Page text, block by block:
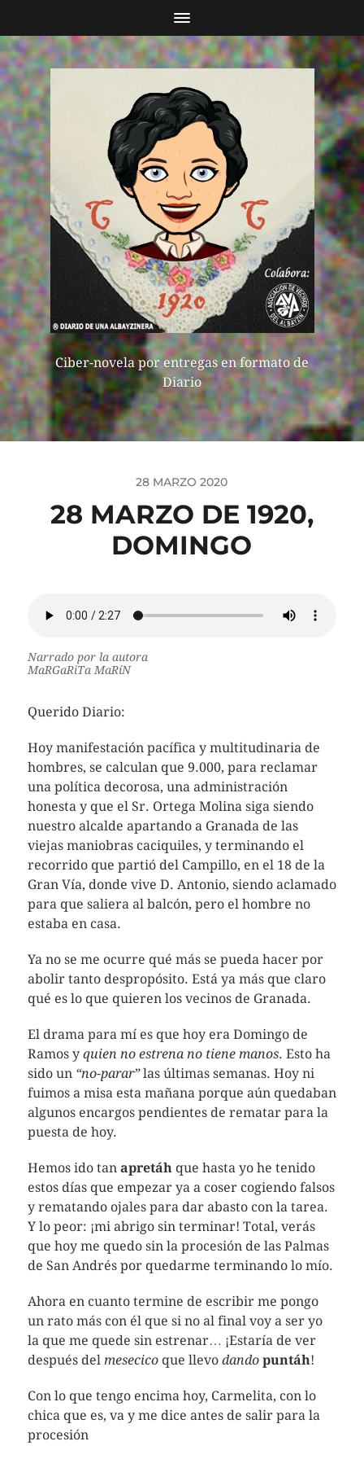
Ciber-novela por entregas en formato de
Diario
28 MARZO 2020
28 MARZO DE 1920,
DOMINGO
Narrado por la autora
MaRGaRiTa MaRíN
Querido Diario:
Hoy manifestación pacífica y multitudinaria de
hombres, se calculan que 9.000, para reclamar
una política decorosa, una administración
honesta y que el Sr. Ortega Molina siga siendo
nuestro alcalde apartando a Granada de las
viejas maniobras caciquiles, y terminando el
recorrido que partió del Campillo, en el 18 de la
Gran Vía, donde vive D. Antonio, siendo aclamado
para que saliera al balcón, pero el hombre no
estaba en casa.
Ya no se me ocurre qué más se pueda hacer por
abolir tanto despropósito. Está ya más que claro
qué es lo que quieren los vecinos de Granada.
El drama para mí es que hoy era Domingo de
Ramos y quien no estrena no tiene manos. Esto ha
sido un “no-parar”las últimas semanas. Hoy ni
fuimos a misa esta mañana porque aún quedaban
algunos encargos pendientes de rematar para la
puesta de hoy.
Hemos ido tan apretáhque hasta yo he tenido
estos días que empezar ya a coser cogiendo falsos
y rematando ojales para dar abasto con la tarea.
Y lo peor: ¡mi abrigo sin terminar! Total, verás
que hoy me quedo sin la procesión de las Palmas
de San Andrés por quedarme terminando lo mío.
Ahora en cuanto termine de escribir me pongo
un rato más con él que si no al final voy a ser yo
la que me quede sin estrenar… ¡Estaría de ver
después del mesecicoque llevodando puntáh!
Con lo que tengo encima hoy, Carmelita, con lo
chica que es, va y me dice antes de salir para la
procesión